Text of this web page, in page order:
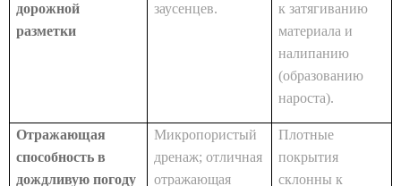
дорожной
разметки
заусенцев.
к затягиванию
материала и
налипанию
(образованию
нароста).
Отражающая
способность в
дождливую погоду
Микропористый
дренаж; отличная
отражающая
Плотные
покрытия
склонны к